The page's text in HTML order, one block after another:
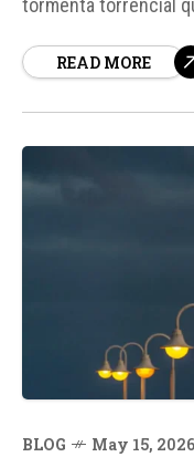
Ayuntamiento de la
READ MORE
BLOG May 15, 2026